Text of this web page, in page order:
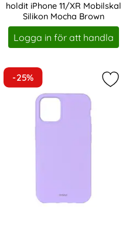
holdit iPhone 11/XR Mobilskal
Silikon Mocha Brown
Art. nr 212538
Logga in för att handla
-25%